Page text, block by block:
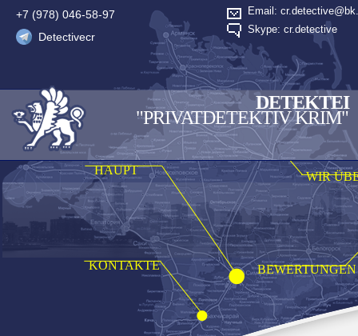
+7 (978) 046-58-97
Detectivecr
Email:
Skype: cr.detective
DETEKTEI
"PRIVATDETEKTIV KRIM"
HAUPT WIR
KONTAKTE BEWERTUNGEN